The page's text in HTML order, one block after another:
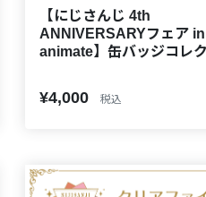
【にじさんじ 4th
ANNIVERSARYフェア in
animate】缶バッジコレ
¥4,000 税込